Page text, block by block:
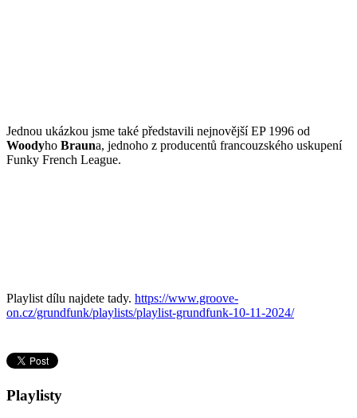
Jednou ukázkou jsme také představili nejnovější EP 1996 od
Woodyho Brauna, jednoho z producentů francouzského uskupení
Funky French League.
Playlist dílu najdete tady. https://www.groove-
on.cz/grundfunk/playlists/playlist-grundfunk-10-11-2024/
Playlisty